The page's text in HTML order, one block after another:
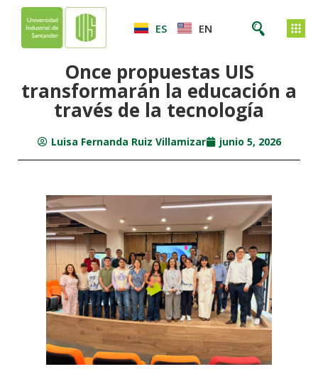
ES EN
Once propuestas UIS
transformarán la educación a
través de la tecnología
Luisa Fernanda Ruiz Villamizar junio 5, 2026